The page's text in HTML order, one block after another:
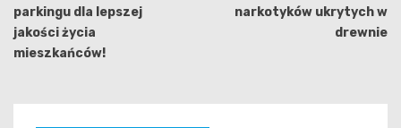
parkingu dla lepszej
jakości życia
mieszkańców!
narkotyków ukrytych w
drewnie